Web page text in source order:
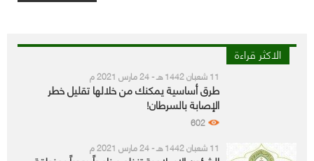
الاكثر قراءة
11 شعبان 1442 هـ - 24 مارس 2021 م
طرق أساسية يمكنك من خلالها تقليل خطر
الإصابة بالسرطان!
602
11 شعبان 1442 هـ - 24 مارس 2021 م